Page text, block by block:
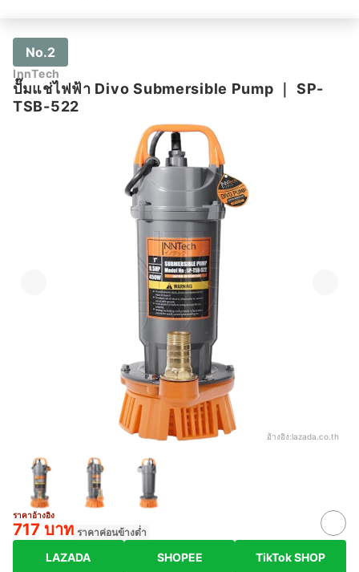
No.2
InnTech
ปั๊มแช่ไฟฟ้า Divo Submersible Pump
SP-
TSB-522
อ้างอิง:lazada.co.th
ราคาอ้างอิง
717 บาท ราคาค่อนข้างต่ำ
LAZADA SHOPEE TikTok SHOP